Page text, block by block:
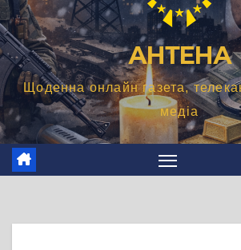
АНТЕНА
Щоденна онлайн газета,
медіа